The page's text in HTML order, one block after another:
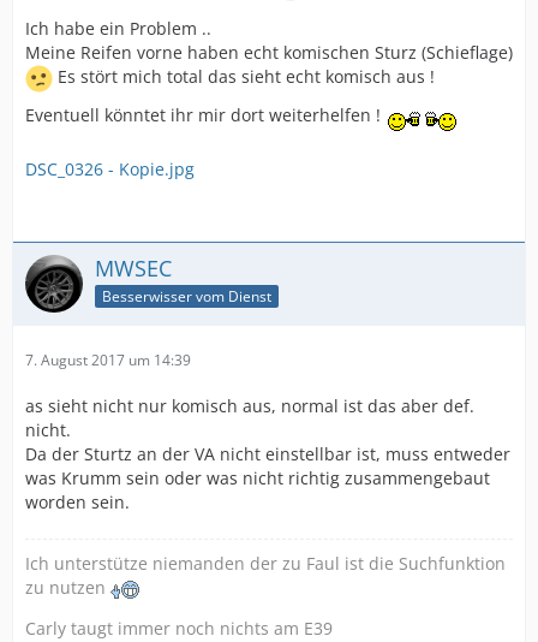
Ich habe ein Problem ..
Meine Reifen vorne haben echt komischen Sturz (Schieflage)
Es stört mich total das sieht echt komisch aus !
Eventuell könntet ihr mir dort weiterhelfen !
DSC_0326 - Kopie.jpg
MWSEC
Besserwisser vom Dienst
7. August 2017 um 14:39
as sieht nicht nur komisch aus, normal ist das aber def.
nicht.
Da der Sturtz an der VA nicht einstellbar ist, muss entweder
was Krumm sein oder was nicht richtig zusammengebaut
worden sein.
Ich unterstütze niemanden der zu Faul ist die Suchfunktion
zu nutzen
Carly taugt immer noch nichts am E39